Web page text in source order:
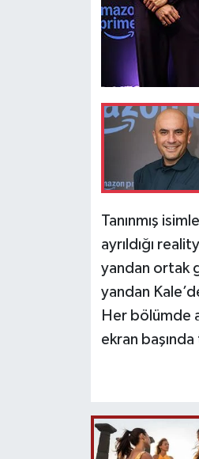
Tanınmış
ayrıldığı
yandan ortak
yandan
Her bölümde
ekran